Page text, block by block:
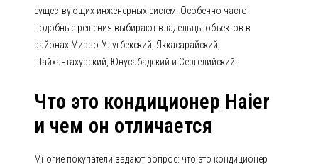
существующих инженерных систем. Особенно часто
подобные решения выбирают владельцы объектов в
районах Мирзо-Улугбекский, Яккасарайский,
Шайхантахурский, Юнусабадский и Сергелийский.
Что это кондиционер Haier
и чем он отличается
Многие покупатели задают вопрос: что это кондиционер